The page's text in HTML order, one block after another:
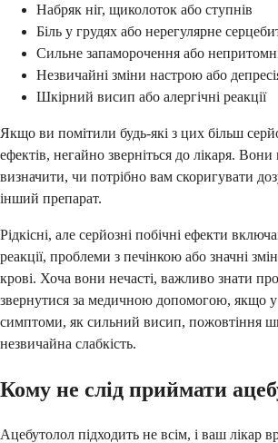
Набряк ніг, щиколоток або ступнів
Біль у грудях або нерегулярне
Сильне запаморочення або
Незвичайні зміни настрою або
Шкірний висип або алергічні реакції
Якщо ви помітили будь-які з цих більш
ефектів, негайно зверніться до лікаря.
визначити, чи потрібно вам скоригувати
інший препарат.
Рідкісні, але серйозні побічні ефекти
реакції, проблеми з печінкою або значні
крові. Хоча вони нечасті, важливо знати
звернутися за медичною допомогою, якщо у
симптоми, як сильний висип, пожовтіння
незвичайна слабкість.
Кому не слід приймати
Ацебутолол підходить не всім, і ваш лікар